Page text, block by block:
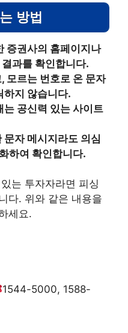
방법
증권사의 홈페이지나
과를 확인합니다.
모르는 번호로 온 문자
하지 않습니다.
공신력 있는 사이트
자 메시지라도 의심
하여 확인합니다.
는 투자자라면 피싱
다. 위와 같은 내용을
세요.
1544-5000, 1588-